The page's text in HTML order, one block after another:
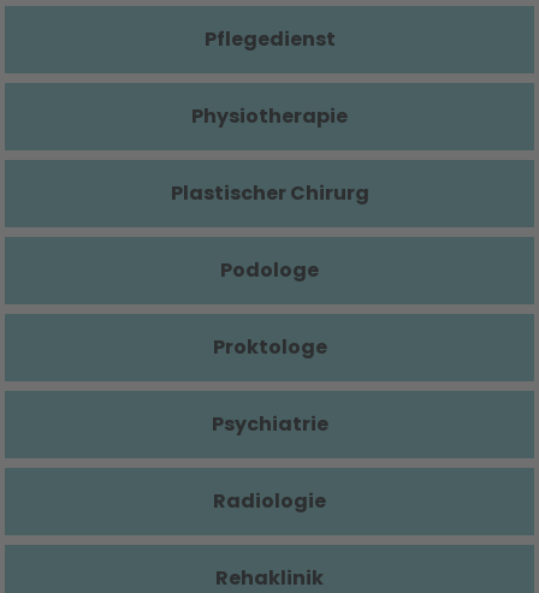
Pflegedienst
Physiotherapie
Plastischer Chirurg
Podologe
Proktologe
Psychiatrie
Radiologie
Rehaklinik